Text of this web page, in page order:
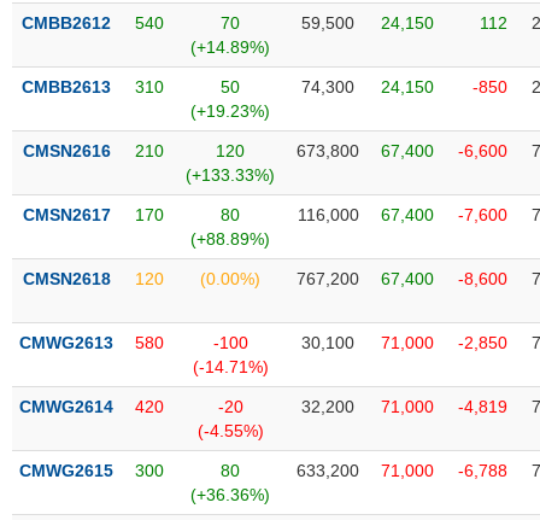
CMBB2612 540
70
(+14.89%)
59,500 24,150 112
CMBB2613 310
50
(+19.23%)
74,300 24,150 -850
CMSN2616 210
120
(+133.33%)
673,800 67,400 -6,600
CMSN2617 170
80
(+88.89%)
116,000 67,400 -7,600
CMSN2618 120 (0.00%) 767,200 67,400 -8,600
CMWG2613 580
-100
(-14.71%)
30,100 71,000 -2,850
CMWG2614 420
-20
(-4.55%)
32,200 71,000 -4,819
CMWG2615 300
80
(+36.36%)
633,200 71,000 -6,788
Cổ phiếu Chỉ số
đạo
(-)
Tất cả Người nội bộ Người liên quan Cổ đông lớn
Tin
tức
Bài
viết
giả
(-)